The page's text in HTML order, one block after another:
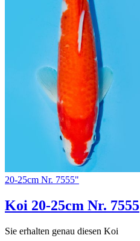
20-25cm Nr. 7555"
Koi 20-25cm Nr. 7555
Sie erhalten genau diesen Koi